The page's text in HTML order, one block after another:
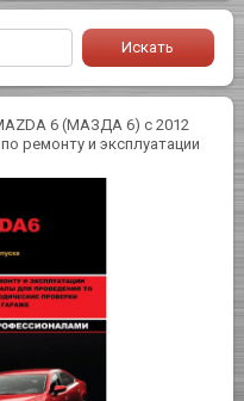
6 (МАЗДА 6) с 2012
ремонту и эксплуатации